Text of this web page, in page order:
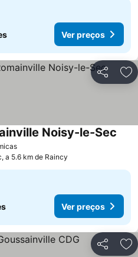
Ver preços
Partilhar
Noisy-le-Sec
a 5.6 km de Raincy
Ver preços
Partilhar